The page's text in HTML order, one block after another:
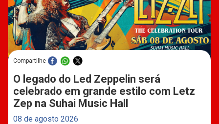
Compartilhe
O legado do Led Zeppelin será
celebrado em grande estilo com Letz
Zep na Suhai Music Hall
08 de agosto 2026